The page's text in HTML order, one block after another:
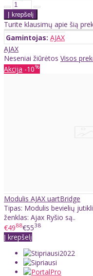
Turite klausimų apie šią
Gamintojas: AJAX
AJAX
Neseniai žiūrėtos Visos
Akcija -10%
Modulis AJAX uartBridge
Tipas: Modulis bevielių
ženklas: Ajax Ryšio są..
€4988€5538
Į krepšelį